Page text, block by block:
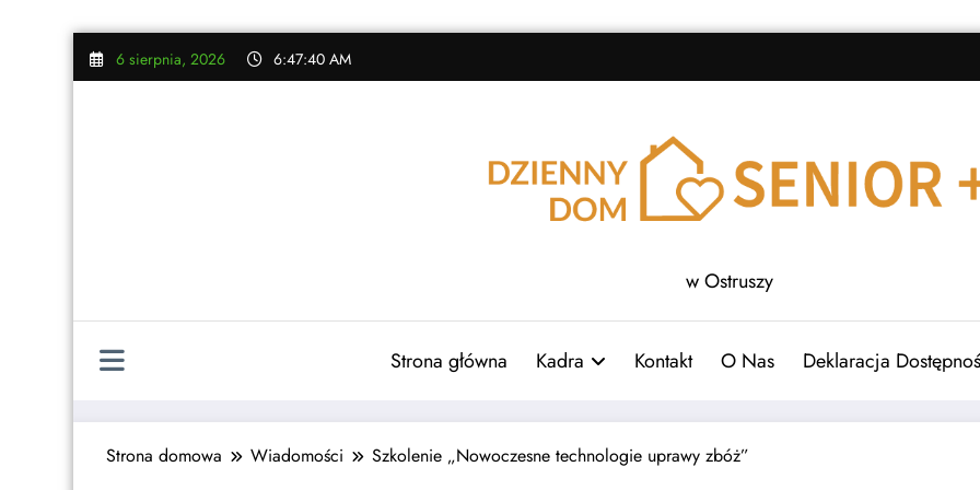
Skip
6 sierpnia, 2026 6:47:41 AM
w Ostruszy
Strona główna Kadra Kontakt O Nas Deklaracja
Strona domowa Wiadomości Szkolenie „Nowoczesne technologie uprawy zbóż”